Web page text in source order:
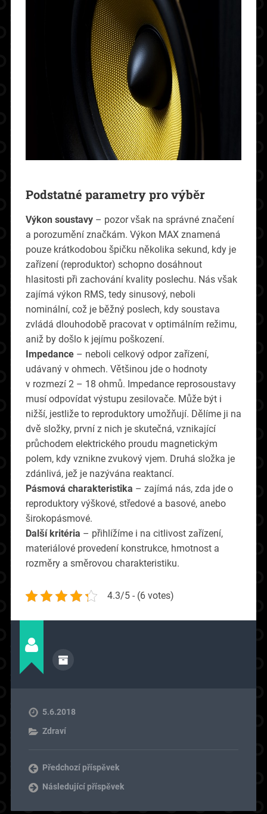
Podstatné parametry pro výběr
Výkon soustavy– pozor však na správné značení
a porozumění značkám. Výkon MAX znamená
pouze krátkodobou špičku několika sekund, kdy je
zařízení (reproduktor) schopno dosáhnout
hlasitosti při zachování kvality poslechu. Nás však
zajímá výkon RMS, tedy sinusový, neboli
nominální, což je běžný poslech, kdy soustava
zvládá dlouhodobě pracovat v optimálním režimu,
aniž by došlo k jejímu poškození.
Impedance– neboli celkový odpor zařízení,
udávaný v ohmech. Většinou jde o hodnoty
v rozmezí 2 – 18 ohmů. Impedance reprosoustavy
musí odpovídat výstupu zesilovače. Může být i
nižší, jestliže to reproduktory umožňují. Dělíme ji na
dvě složky, první z nich je skutečná, vznikající
průchodem elektrického proudu magnetickým
polem, kdy vznikne zvukový vjem. Druhá složka je
zdánlivá, jež je nazývána reaktancí.
Pásmová charakteristika – zajímá nás, zda jde o
reproduktory výškové, středové a basové, anebo
širokopásmové.
Další kritéria – přihlížíme i na citlivost zařízení,
materiálové provedení konstrukce, hmotnost a
rozměry a směrovou charakteristiku.
4.3/5 - (6 votes)
5.6.2018
Zdraví
Předchozí příspěvek
Následující příspěvek